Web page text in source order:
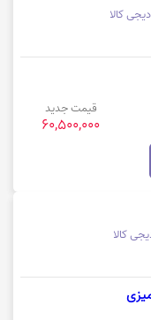
دیجی کالا
قیمت جدید
60,500,000
کالا